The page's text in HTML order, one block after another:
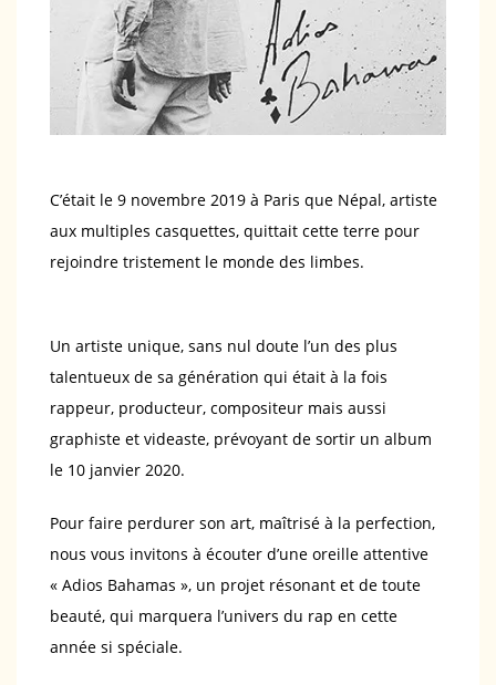
C’était le 9 novembre 2019 à Paris que Népal, artiste
aux multiples casquettes, quittait cette terre pour
rejoindre tristement le monde des limbes.
Un artiste unique, sans nul doute l’un des plus
talentueux de sa génération qui était à la fois
rappeur, producteur, compositeur mais aussi
graphiste et videaste, prévoyant de sortir un album
le 10 janvier 2020.
Pour faire perdurer son art, maîtrisé à la perfection,
nous vous invitons à écouter d’une oreille attentive
« Adios Bahamas », un projet résonant et de toute
beauté, qui marquera l’univers du rap en cette
année si spéciale.